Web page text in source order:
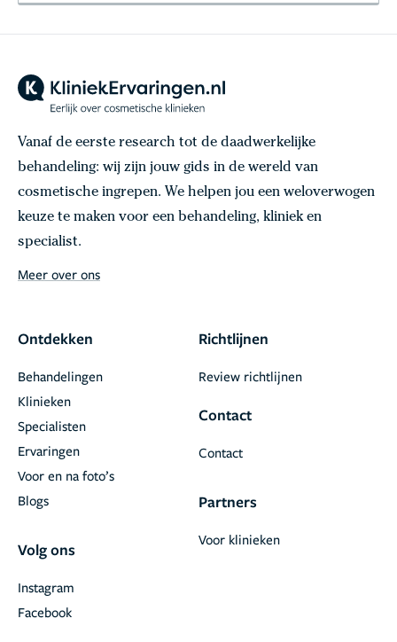
Vanaf de eerste research tot de daadwerkelijke
behandeling: wij zijn jouw gids in de wereld van
cosmetische ingrepen. We helpen jou een weloverwogen
keuze te maken voor een behandeling, kliniek en
specialist.
Meer over ons
Ontdekken
Behandelingen
Klinieken
Specialisten
Ervaringen
Voor en na foto’s
Blogs
Volg ons
Facebook
Instagram
Richtlijnen
Review richtlijnen
Contact
Contact
Partners
Voor klinieken